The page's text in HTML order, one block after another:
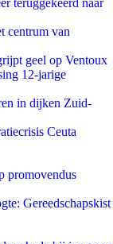
teruggekeerd naar
centrum van
geel op Ventoux
12-jarige
in dijken Zuid-
Ceuta
promovendus
Gereedschapskist